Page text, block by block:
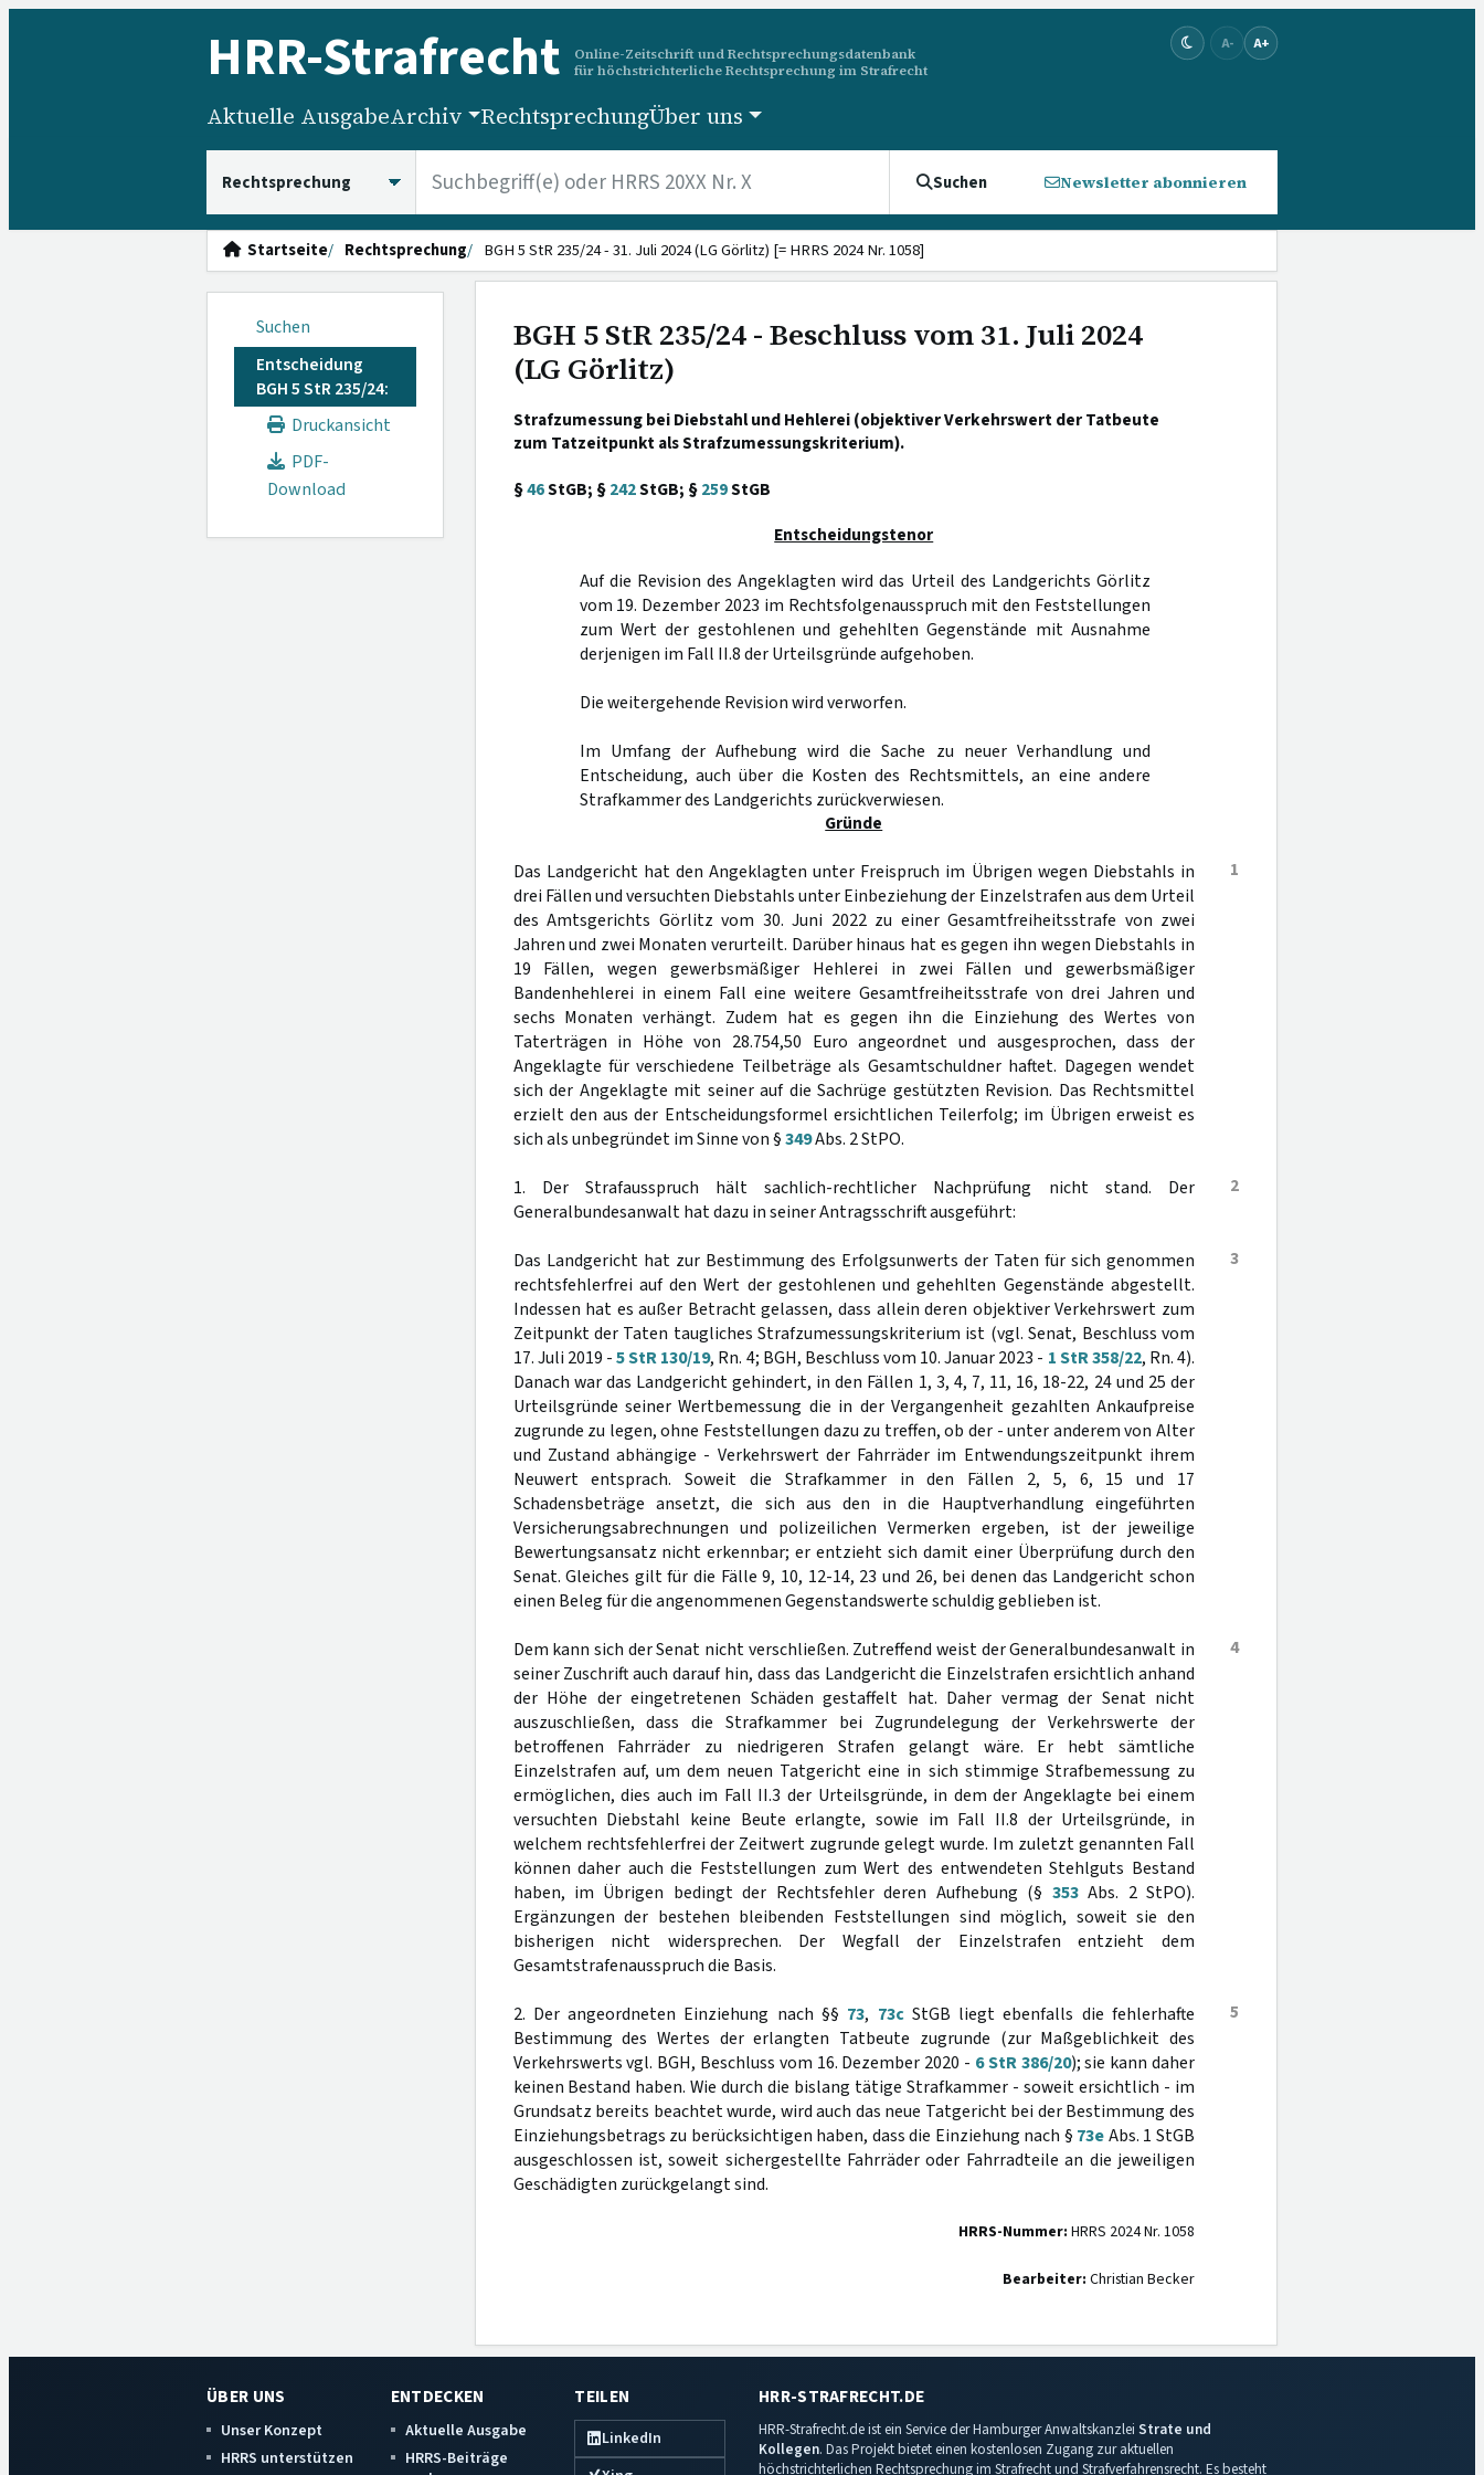
HRR-Strafrecht
Online-Zeitschrift und Rechtsprechungsdatenbank
für höchstrichterliche Rechtsprechung im Strafrecht
A- A+
Aktuelle AusgabeArchiv RechtsprechungÜber uns
Suchen Newsletter abonnieren
Startseite Rechtsprechung BGH 5 StR 235/24 - 31. Juli 2024 (LG Görlitz) [= HRRS 2024 Nr. 1058]
Suchen
Entscheidung
BGH 5 StR 235/24:
Druckansicht
PDF-
Download
BGH 5 StR 235/24 - Beschluss vom 31. Juli 2024
(LG Görlitz)
Strafzumessung bei Diebstahl und Hehlerei (objektiver Verkehrswert der Tatbeute
zum Tatzeitpunkt als Strafzumessungskriterium).
§46StGB; §242StGB; §259StGB
Entscheidungstenor
Auf die Revision des Angeklagten wird das Urteil des Landgerichts Görlitz
vom 19. Dezember 2023 im Rechtsfolgenausspruch mit den Feststellungen
zum Wert der gestohlenen und gehehlten Gegenstände mit Ausnahme
derjenigen im Fall II.8 der Urteilsgründe aufgehoben.
Die weitergehende Revision wird verworfen.
Im Umfang der Aufhebung wird die Sache zu neuer Verhandlung und
Entscheidung, auch über die Kosten des Rechtsmittels, an eine andere
Strafkammer des Landgerichts zurückverwiesen.
Gründe
1
Das Landgericht hat den Angeklagten unter Freispruch im Übrigen wegen Diebstahls in
drei Fällen und versuchten Diebstahls unter Einbeziehung der Einzelstrafen aus dem Urteil
des Amtsgerichts Görlitz vom 30. Juni 2022 zu einer Gesamtfreiheitsstrafe von zwei
Jahren und zwei Monaten verurteilt. Darüber hinaus hat es gegen ihn wegen Diebstahls in
19 Fällen, wegen gewerbsmäßiger Hehlerei in zwei Fällen und gewerbsmäßiger
Bandenhehlerei in einem Fall eine weitere Gesamtfreiheitsstrafe von drei Jahren und
sechs Monaten verhängt. Zudem hat es gegen ihn die Einziehung des Wertes von
Taterträgen in Höhe von 28.754,50 Euro angeordnet und ausgesprochen, dass der
Angeklagte für verschiedene Teilbeträge als Gesamtschuldner haftet. Dagegen wendet
sich der Angeklagte mit seiner auf die Sachrüge gestützten Revision. Das Rechtsmittel
erzielt den aus der Entscheidungsformel ersichtlichen Teilerfolg; im Übrigen erweist es
sich als unbegründet im Sinne von §349Abs. 2 StPO.
2
1. Der Strafausspruch hält sachlich-rechtlicher Nachprüfung nicht stand. Der
Generalbundesanwalt hat dazu in seiner Antragsschrift ausgeführt:
3
Das Landgericht hat zur Bestimmung des Erfolgsunwerts der Taten für sich genommen
rechtsfehlerfrei auf den Wert der gestohlenen und gehehlten Gegenstände abgestellt.
Indessen hat es außer Betracht gelassen, dass allein deren objektiver Verkehrswert zum
Zeitpunkt der Taten taugliches Strafzumessungskriterium ist (vgl. Senat, Beschluss vom
17. Juli 2019 -5 StR 130/19, Rn. 4; BGH, Beschluss vom 10. Januar 2023 - 1 StR 358/22, Rn. 4).
Danach war das Landgericht gehindert, in den Fällen 1, 3, 4, 7, 11, 16, 18-22, 24 und 25 der
Urteilsgründe seiner Wertbemessung die in der Vergangenheit gezahlten Ankaufpreise
zugrunde zu legen, ohne Feststellungen dazu zu treffen, ob der - unter anderem von Alter
und Zustand abhängige - Verkehrswert der Fahrräder im Entwendungszeitpunkt ihrem
Neuwert entsprach. Soweit die Strafkammer in den Fällen 2, 5, 6, 15 und 17
Schadensbeträge ansetzt, die sich aus den in die Hauptverhandlung eingeführten
Versicherungsabrechnungen und polizeilichen Vermerken ergeben, ist der jeweilige
Bewertungsansatz nicht erkennbar; er entzieht sich damit einer Überprüfung durch den
Senat. Gleiches gilt für die Fälle 9, 10, 12-14, 23 und 26, bei denen das Landgericht schon
einen Beleg für die angenommenen Gegenstandswerte schuldig geblieben ist.
4
Dem kann sich der Senat nicht verschließen. Zutreffend weist der Generalbundesanwalt in
seiner Zuschrift auch darauf hin, dass das Landgericht die Einzelstrafen ersichtlich anhand
der Höhe der eingetretenen Schäden gestaffelt hat. Daher vermag der Senat nicht
auszuschließen, dass die Strafkammer bei Zugrundelegung der Verkehrswerte der
betroffenen Fahrräder zu niedrigeren Strafen gelangt wäre. Er hebt sämtliche
Einzelstrafen auf, um dem neuen Tatgericht eine in sich stimmige Strafbemessung zu
ermöglichen, dies auch im Fall II.3 der Urteilsgründe, in dem der Angeklagte bei einem
versuchten Diebstahl keine Beute erlangte, sowie im Fall II.8 der Urteilsgründe, in
welchem rechtsfehlerfrei der Zeitwert zugrunde gelegt wurde. Im zuletzt genannten Fall
können daher auch die Feststellungen zum Wert des entwendeten Stehlguts Bestand
haben, im Übrigen bedingt der Rechtsfehler deren Aufhebung (§ 353Abs. 2 StPO).
Ergänzungen der bestehen bleibenden Feststellungen sind möglich, soweit sie den
bisherigen nicht widersprechen. Der Wegfall der Einzelstrafen entzieht dem
Gesamtstrafenausspruch die Basis.
5
2. Der angeordneten Einziehung nach §§ 73, 73cStGB liegt ebenfalls die fehlerhafte
Bestimmung des Wertes der erlangten Tatbeute zugrunde (zur Maßgeblichkeit des
Verkehrswerts vgl. BGH, Beschluss vom 16. Dezember 2020 - 6 StR 386/20); sie kann daher
keinen Bestand haben. Wie durch die bislang tätige Strafkammer - soweit ersichtlich - im
Grundsatz bereits beachtet wurde, wird auch das neue Tatgericht bei der Bestimmung des
Einziehungsbetrags zu berücksichtigen haben, dass die Einziehung nach § 73eAbs. 1 StGB
ausgeschlossen ist, soweit sichergestellte Fahrräder oder Fahrradteile an die jeweiligen
Geschädigten zurückgelangt sind.
HRRS-Nummer: HRRS 2024 Nr. 1058
Bearbeiter: Christian Becker
ÜBER UNS
Unser Konzept
HRRS unterstützen
ENTDECKEN
Aktuelle Ausgabe
HRRS-Beiträge
TEILEN
LinkedIn
HRR-STRAFRECHT.DE
HRR-Strafrecht.de ist ein Service der Hamburger Anwaltskanzlei Strate und
Kollegen. Das Projekt bietet einen kostenlosen Zugang zur aktuellen
höchstrichterlichen Rechtsprechung im Strafrecht und Strafverfahrensrecht. Es besteht